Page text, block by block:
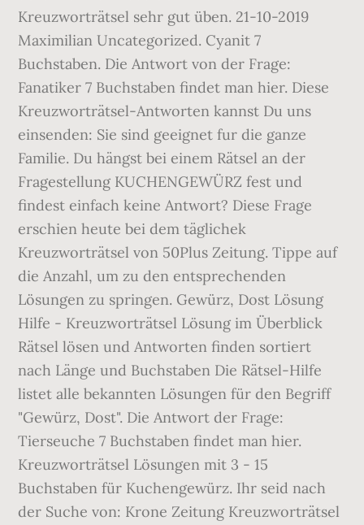
Kreuzworträtsel sehr gut üben. 21-10-2019
Maximilian Uncategorized. Cyanit 7
Buchstaben. Die Antwort von der Frage:
Fanatiker 7 Buchstaben findet man hier. Diese
Kreuzworträtsel-Antworten kannst Du uns
einsenden: Sie sind geeignet fur die ganze
Familie. Du hängst bei einem Rätsel an der
Fragestellung KUCHENGEWÜRZ fest und
findest einfach keine Antwort? Diese Frage
erschien heute bei dem täglichek
Kreuzworträtsel von 50Plus Zeitung. Tippe auf
die Anzahl, um zu den entsprechenden
Lösungen zu springen. Gewürz, Dost Lösung
Hilfe - Kreuzworträtsel Lösung im Überblick
Rätsel lösen und Antworten finden sortiert
nach Länge und Buchstaben Die Rätsel-Hilfe
listet alle bekannten Lösungen für den Begriff
"Gewürz, Dost". Die Antwort der Frage:
Tierseuche 7 Buchstaben findet man hier.
Kreuzworträtsel Lösungen mit 3 - 15
Buchstaben für Kuchengewürz. Ihr seid nach
der Suche von: Krone Zeitung Kreuzworträtsel